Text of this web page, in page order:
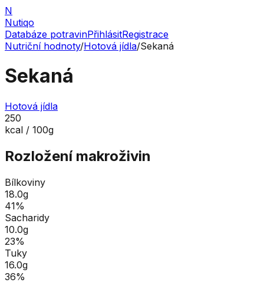
N
Nutiqo
Databáze potravinPřihlásitRegistrace
Nutriční hodnoty/Hotová jídla/Sekaná
Sekaná
Hotová jídla
250
kcal / 100g
Rozložení makroživin
Bílkoviny
18.0g
41%
Sacharidy
10.0g
23%
Tuky
16.0g
36%